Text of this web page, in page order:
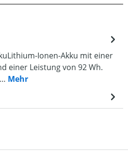
Ionen-Akku mit einer
einer Leistung von 92 Wh.
Mehr